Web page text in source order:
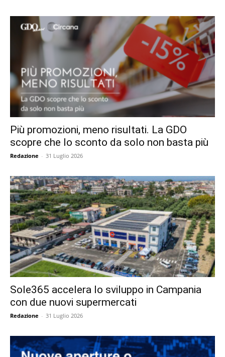
Più promozioni, meno risultati. La GDO
scopre che lo sconto da solo non basta più
Redazione - 31 Luglio 2026
Sole365 accelera lo sviluppo in Campania
con due nuovi supermercati
Redazione - 31 Luglio 2026